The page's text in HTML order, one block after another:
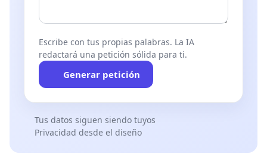
Escribe con tus propias palabras. La IA
redactará una petición sólida para ti.
Generar petición
Tus datos siguen siendo tuyos
Privacidad desde el diseño